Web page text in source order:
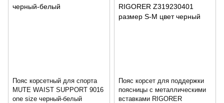
Пояс корсетный для спорта
MUTE WAIST SUPPORT 9016
one size черный-белый
Пояс корсет для поддержки
поясницы с металлическими
вставками RIGORER